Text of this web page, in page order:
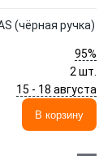
(чёрная ручка)
95%
2 шт.
15 - 18 августа
В корзину